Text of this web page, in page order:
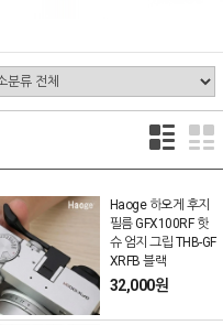
Haoge 하오게 후지
필름 GFX100RF 핫
슈 엄지 그립 THB-GF
XRFB 블랙
32,000원